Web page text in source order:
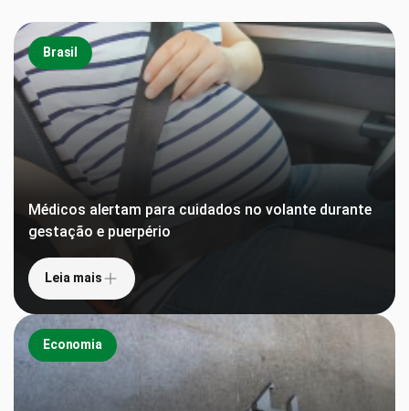
Brasil
Médicos alertam para cuidados no volante durante
gestação e puerpério
Leia mais
Economia